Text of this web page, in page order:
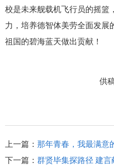
校是未来舰载机飞行员的摇篮
力，培养德智体美劳全面发展
祖国的碧海蓝天做出贡献！
供
上一篇： 那年青春，我最满意
下一篇： 群贤毕集探路径 建